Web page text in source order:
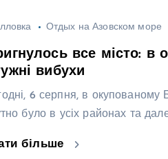
Отдых на Азовском море
все місто: в
вибухи
6 серпня, в окупованому
було в усіх районах та
більше